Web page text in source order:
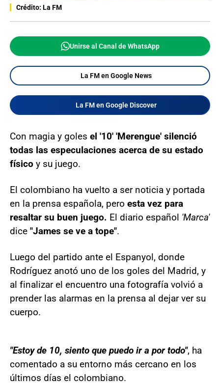
Crédito: La FM
Unirse al Canal de WhatsApp
La FM en Google News
La FM en Google Discover
Con magia y goles el '10' 'Merengue' silenció
todas las especulaciones acerca de su estado
físico y su juego.
El colombiano ha vuelto a ser noticia y portada
en la prensa española, pero esta vez para
resaltar su buen juego. El diario español 'Marca'
dice "James se ve a tope".
Luego del partido ante el Espanyol, donde
Rodríguez anotó uno de los goles del Madrid, y
al finalizar el encuentro una fotografía volvió a
prender las alarmas en la prensa al dejar ver su
cuerpo.
"Estoy de 10, siento que puedo ir a por todo", ha
comentado a su entorno más cercano en los
últimos días el colombiano.